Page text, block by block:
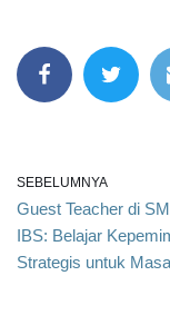
SEBELUMNYA
Guest Teacher di
IBS: Belajar
Strategis untuk